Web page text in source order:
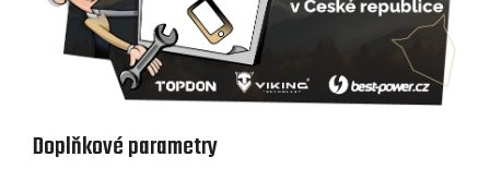
Doplňkové parametry